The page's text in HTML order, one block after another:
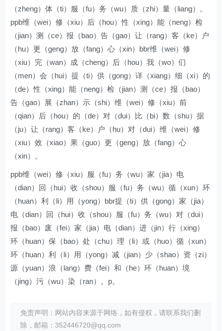
（zheng）体（ti）服（fu）务（wu）质（zhi）量（liang）。
ppb维（wei）修（xiu）后（hou）性（xing）能（neng）检
（jian）测（ce）报（bao）告（gao）让（rang）客（ke）户
（hu）更（geng）放（fang）心（xin）bbr维（wei）修
（xiu）完（wan）成（cheng）后（hou）我（wo）们
（men）会（hui）提（ti）供（gong）详（xiang）细（xi）的
（de）性（xing）能（neng）检（jian）测（ce）报（bao）
告（gao）展（zhan）示（shi）维（wei）修（xiu）前
（qian）后（hou）的（de）对（dui）比（bi）数（shu）据
（ju）让（rang）客（ke）户（hu）对（dui）维（wei）修
（xiu）效（xiao）果（guo）更（geng）放（fang）心
（xin）。
ppb维（wei）修（xiu）服（fu）务（wu）家（jia）电
（dian）回（hui）收（shou）服（fu）务（wu）循（xun）环
（huan）利（li）用（yong）bbr提（ti）供（gong）家（jia）
电（dian）回（hui）收（shou）服（fu）务（wu）对（dui）
报（bao）废（fei）家（jia）电（dian）进（jin）行（xing）
环（huan）保（bao）处（chu）理（li）或（huo）循（xun）
环（huan）利（li）用（yong）减（jian）少（shao）资（zi）
源（yuan）浪（lang）费（fei）和（he）环（huan）境
（jing）污（wu）染（ran）。p。
免责声明：网站内容来源于网络，如有侵权，请联系我们删
除，邮箱：352446720@qq.com